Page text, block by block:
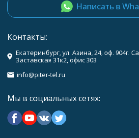
Написать в
Контакты:
Екатеринбург, ул. Азина, 24, оф. 904г.
Заставская 31к2, офис 303
info@piter-tel.ru
Мы в социальных сетях: